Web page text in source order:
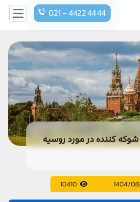
021 - 4422 44 44
1404/